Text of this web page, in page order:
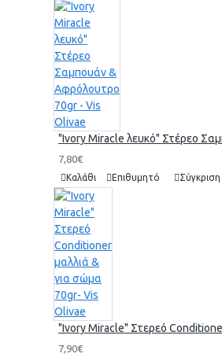
"Ivory Miracle λευκό" Στέρεο
7,80€
Καλάθι Επιθυμητό Σύγκριση
"Ivory Miracle" Στερεό
7,90€